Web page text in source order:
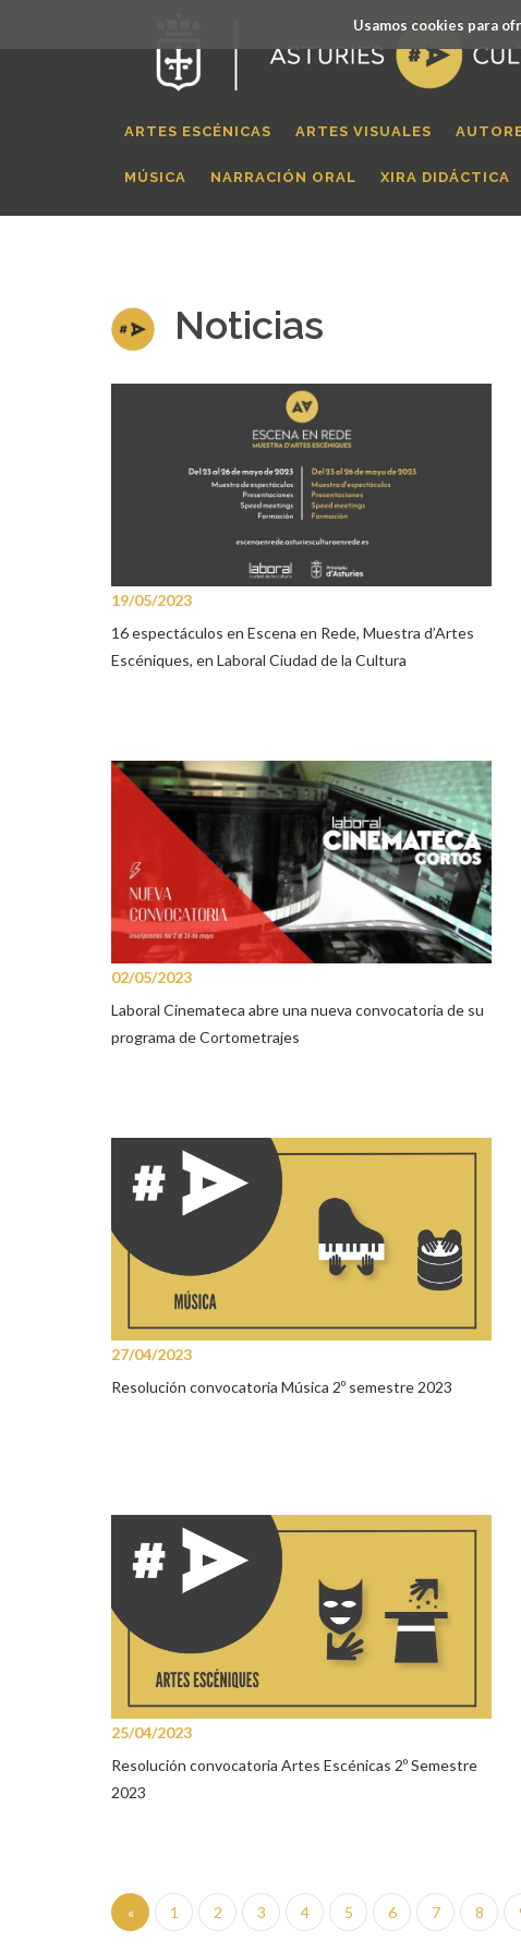
Usamos cookies para
ARTES ESCÉNICAS ARTES VISUALES
MÚSICA NARRACIÓN ORAL XIRA DIDÁCTICA
Noticias
19/05/2023
16 espectáculos en Escena en Rede, Muestra d’Artes
Escéniques, en Laboral Ciudad de la Cultura
02/05/2023
Laboral Cinemateca abre una nueva convocatoria de su
programa de Cortometrajes
27/04/2023
Resolución convocatoria Música 2º semestre 2023
25/04/2023
Resolución convocatoria Artes Escénicas 2º Semestre
2023
« 1 2 3 4 5 6 7 8